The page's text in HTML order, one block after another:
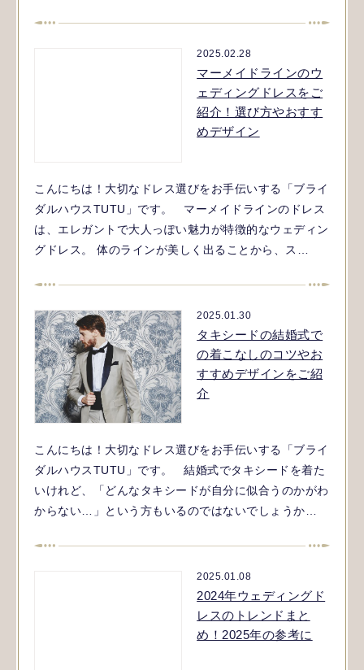
2025.02.28
マーメイドラインのウ
ェディングドレスをご
紹介！選び方やおすす
めデザイン
こんにちは！大切なドレス選びをお手伝いする「ブライ
ダルハウスTUTU」です。 マーメイドラインのドレス
は、エレガントで大人っぽい魅力が特徴的なウェディン
グドレス。 体のラインが美しく出ることから、ス…
2025.01.30
タキシードの結婚式で
の着こなしのコツやお
すすめデザインをご紹
介
こんにちは！大切なドレス選びをお手伝いする「ブライ
ダルハウスTUTU」です。 結婚式でタキシードを着た
いけれど、「どんなタキシードが自分に似合うのかがわ
からない…」という方もいるのではないでしょうか…
2025.01.08
2024年ウェディングド
レスのトレンドまと
め！2025年の参考に